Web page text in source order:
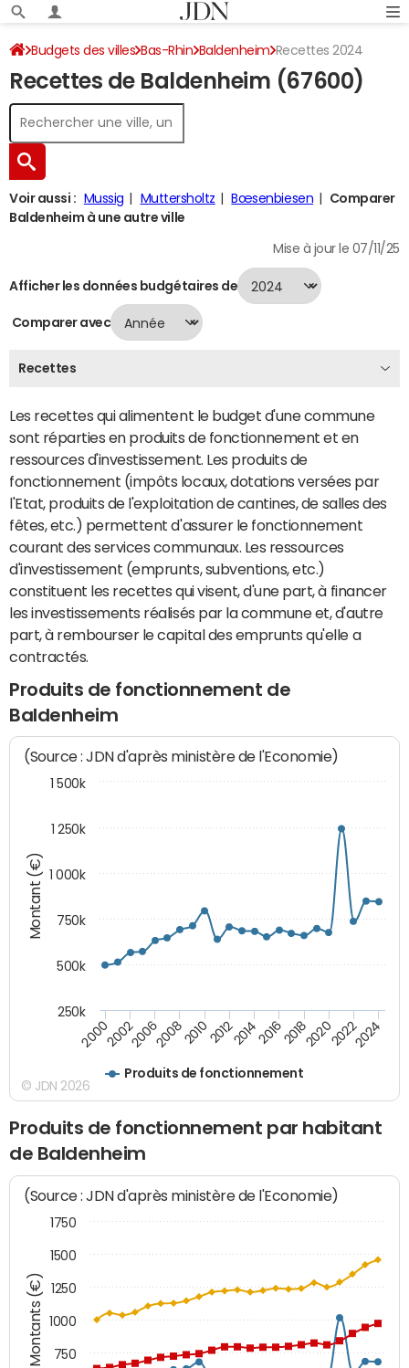
Budgets des villes Bas-Rhin Baldenheim Recettes 2024
Recettes de Baldenheim (67600)
Voir aussi : Mussig Muttersholtz Bœsenbiesen
Comparer
Baldenheim à une autre ville
Mise à jour le 07/11/25
Afficher les données budgétaires de
Comparer avec
Recettes
Les recettes qui alimentent le budget d'une commune
sont réparties en produits de fonctionnement et en
ressources d'investissement. Les produits de
fonctionnement (impôts locaux, dotations versées par
l'Etat, produits de l'exploitation de cantines, de salles des
fêtes, etc.) permettent d'assurer le fonctionnement
courant des services communaux. Les ressources
d'investissement (emprunts, subventions, etc.)
constituent les recettes qui visent, d'une part, à financer
les investissements réalisés par la commune et, d'autre
part, à rembourser le capital des emprunts qu'elle a
contractés.
Produits de fonctionnement de
Baldenheim
Montant (€)
(Source : JDN d'après ministère de l'Economie)
Produits de fonctionnement
200020022006200820102012201420162018202020222024
1 000k
250k
500k
750k
1 250k
1 500k
© JDN 2026
Produits de fonctionnement par habitant
de Baldenheim
Montants (€)
(Source : JDN d'après ministère de l'Economie)
750
1000
1250
1500
1750